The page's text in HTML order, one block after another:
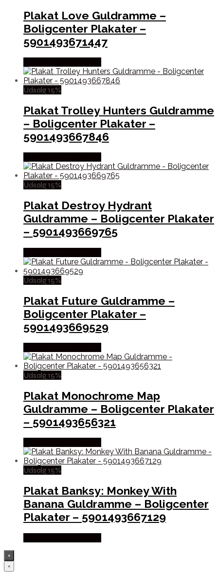
Plakat Love Guldramme –
Boligcenter Plakater –
5901493671447
Udsalg 15%
Plakat Trolley Hunters Guldramme
– Boligcenter Plakater –
5901493667846
Udsalg 15%
Plakat Destroy Hydrant
Guldramme – Boligcenter Plakater
– 5901493669765
Udsalg 15%
Plakat Future Guldramme –
Boligcenter Plakater –
5901493669529
Udsalg 15%
Plakat Monochrome Map
Guldramme – Boligcenter Plakater
– 5901493656321
Udsalg 15%
Plakat Banksy: Monkey With
Banana Guldramme – Boligcenter
Plakater – 5901493667129
×
×